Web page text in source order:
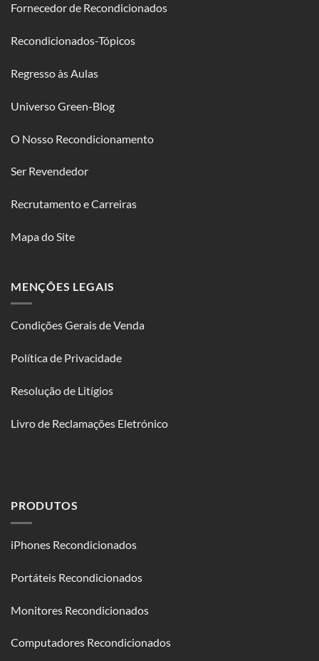
Fornecedor de Recondicionados
Recondicionados-Tópicos
Regresso às Aulas
Universo Green-Blog
O Nosso Recondicionamento
Ser Revendedor
Recrutamento e Carreiras
Mapa do Site
MENÇÕES LEGAIS
Condições Gerais de Venda
Política de Privacidade
Resolução de Litígios
Livro de Reclamações Eletrónico
PRODUTOS
iPhones Recondicionados
Portáteis Recondicionados
Monitores Recondicionados
Computadores Recondicionados